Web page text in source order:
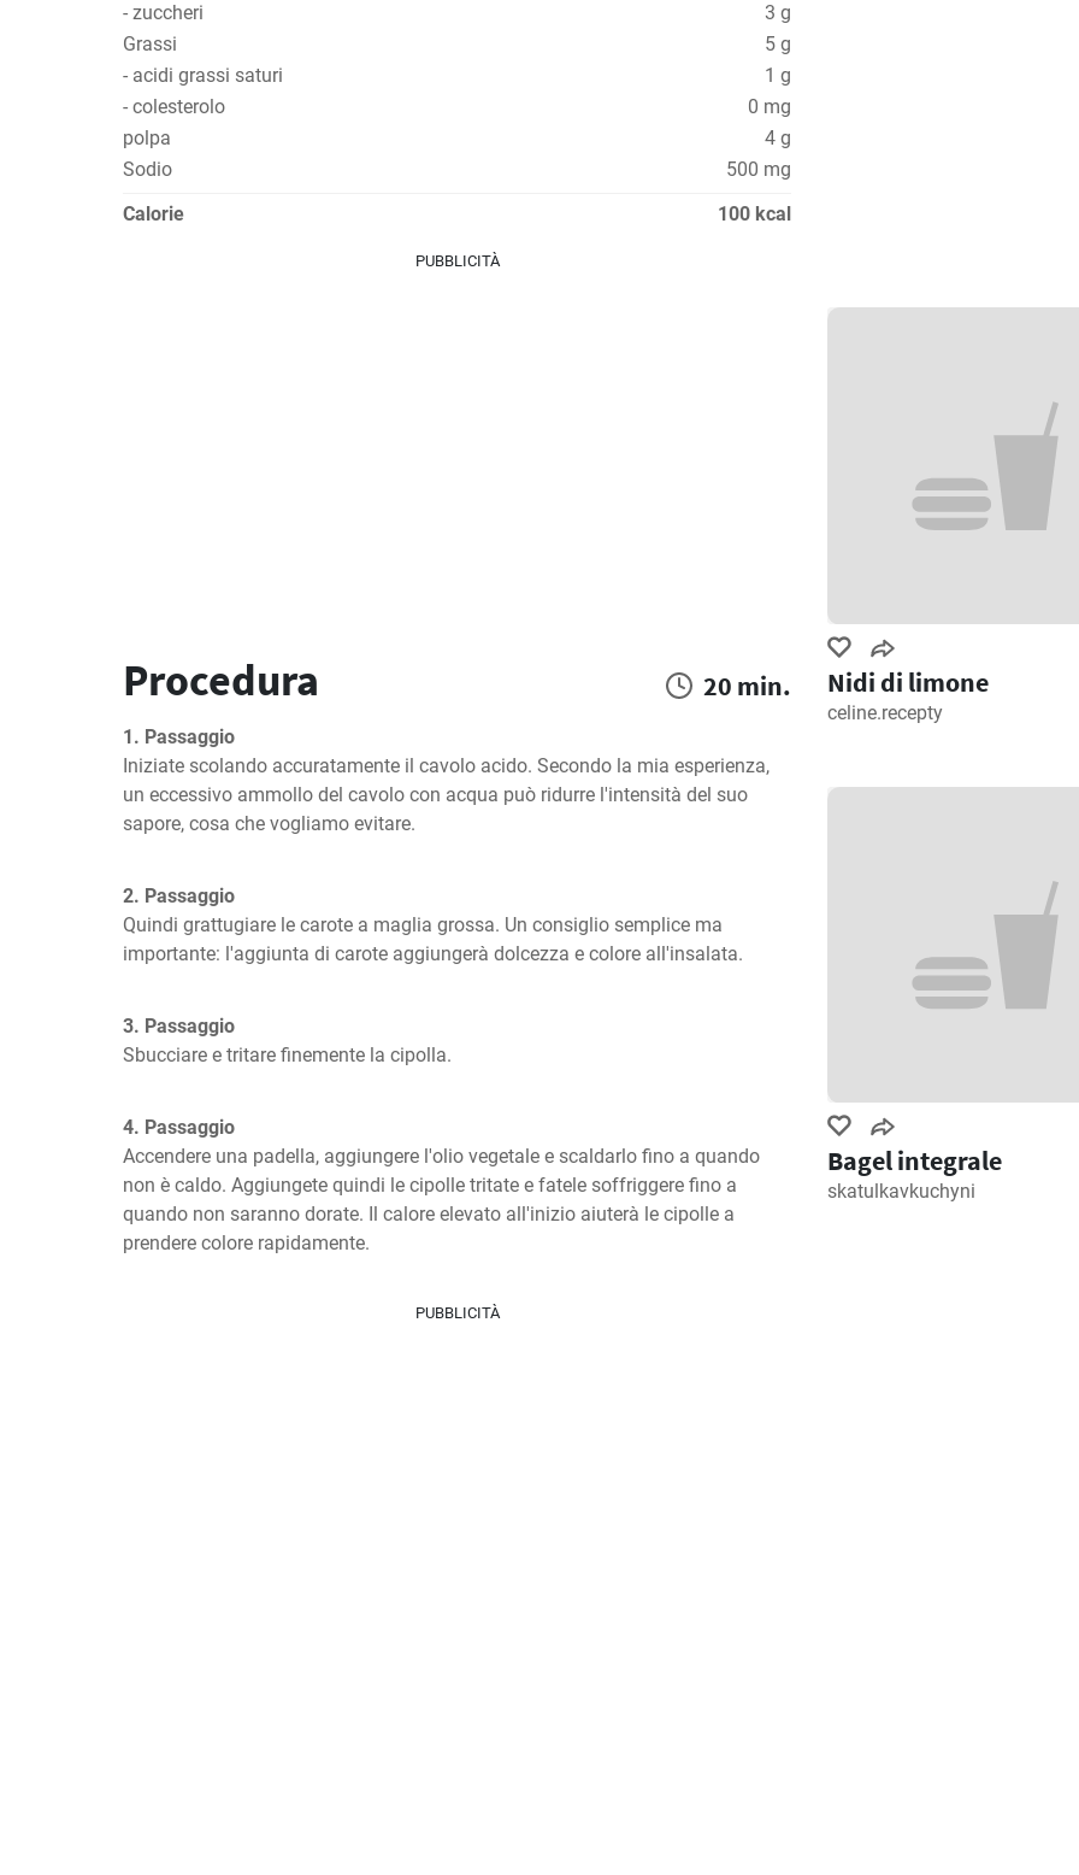
- zuccheri
3 g
Grassi
5 g
- acidi grassi saturi
1 g
- colesterolo
0 mg
polpa
4 g
Sodio
500 mg
Calorie
100 kcal
PUBBLICITÀ
Procedura 20 min.
1. Passaggio
Iniziate scolando accuratamente il cavolo acido. Secondo la mia esperienza,
un eccessivo ammollo del cavolo con acqua può ridurre l'intensità del suo
sapore, cosa che vogliamo evitare.
2. Passaggio
Quindi grattugiare le carote a maglia grossa. Un consiglio semplice ma
importante: l'aggiunta di carote aggiungerà dolcezza e colore all'insalata.
3. Passaggio
Sbucciare e tritare finemente la cipolla.
4. Passaggio
Accendere una padella, aggiungere l'olio vegetale e scaldarlo fino a quando
non è caldo. Aggiungete quindi le cipolle tritate e fatele soffriggere fino a
quando non saranno dorate. Il calore elevato all'inizio aiuterà le cipolle a
prendere colore rapidamente.
PUBBLICITÀ
Nidi di limone
celine.recepty
Bagel integrale
skatulkavkuchyni